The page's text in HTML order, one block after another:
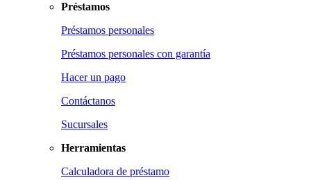
Préstamos
Préstamos personales
Préstamos personales con garantía
Hacer un pago
Contáctanos
Sucursales
Herramientas
Calculadora de préstamo